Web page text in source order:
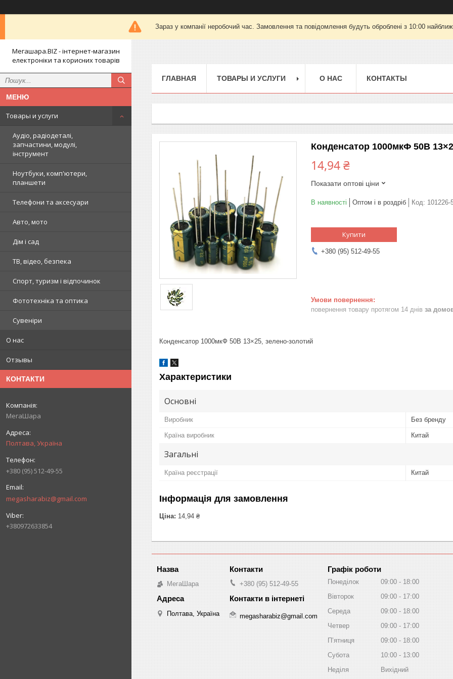
Зараз у компанії неробочий час. Замовлення та повідомлення будуть оброблені з 10:00
Мегашара.BIZ - інтернет-магазин
електроніки та корисних товарів
Товары и услуги
Аудіо, радіодеталі,
запчастини, модулі,
інструмент
Ноутбуки, комп'ютери,
планшети
Телефони та аксесуари
Авто, мото
Дім і сад
ТВ, відео, безпека
Спорт, туризм і відпочинок
Фототехніка та оптика
Сувеніри
О нас
Отзывы
КОНТАКТИ
МегаШара
Полтава, Україна
+380 (95) 512-49-55
megasharabiz@gmail.com
+380972633854
ГЛАВНАЯ ТОВАРЫ И УСЛУГИ О НАС КОНТАКТЫ
Конденсатор 1000мкФ 50В
14,94 ₴
Показати оптові ціни
В наявності Оптом і в роздріб Код: 101226-
Купити
+380 (95) 512-49-55
повернення товару протягом 14 днів за
Конденсатор 1000мкФ 50В 13×25, зелено-золотий
Характеристики
Основні
Виробник Без бренду
Країна виробник Китай
Загальні
Країна реєстрації Китай
Інформація для замовлення
Ціна: 14,94 ₴
МегаШара
Полтава, Україна
+380 (95) 512-49-55
megasharabiz@gmail.com
Графік роботи
Понеділок 09:00
18:00
Вівторок
09:00
17:00
Середа
09:00
18:00
Четвер
09:00
17:00
Пʼятниця
09:00
18:00
Субота
10:00
13:00
Неділя
Вихідний